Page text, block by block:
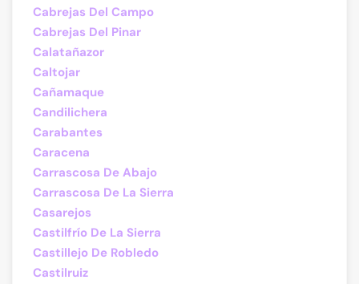
Cabrejas Del Campo
Cabrejas Del Pinar
Calatañazor
Caltojar
Cañamaque
Candilichera
Carabantes
Caracena
Carrascosa De Abajo
Carrascosa De La Sierra
Casarejos
Castilfrío De La Sierra
Castillejo De Robledo
Castilruiz